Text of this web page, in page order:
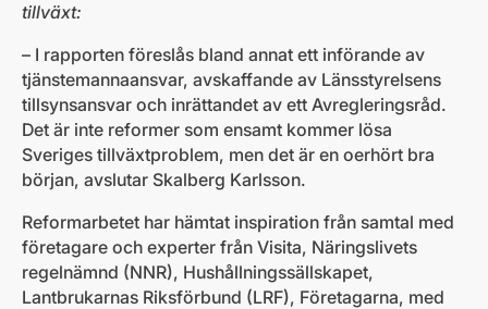
tillväxt:
– I rapporten föreslås bland annat ett införande av
tjänstemannaansvar, avskaffande av Länsstyrelsens
tillsynsansvar och inrättandet av ett Avregleringsråd.
Det är inte reformer som ensamt kommer lösa
Sveriges tillväxtproblem, men det är en oerhört bra
början, avslutar Skalberg Karlsson.
Reformarbetet har hämtat inspiration från samtal med
företagare och experter från Visita, Näringslivets
regelnämnd (NNR), Hushållningssällskapet,
Lantbrukarnas Riksförbund (LRF), Företagarna, med